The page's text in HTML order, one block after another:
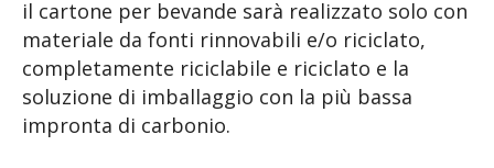
il cartone per bevande sarà realizzato solo con
materiale da fonti rinnovabili e/o riciclato,
completamente riciclabile e riciclato e la
soluzione di imballaggio con la più bassa
impronta di carbonio.